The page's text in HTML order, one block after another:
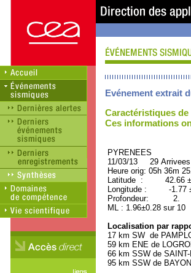
Evénement extrait
Caractéristiques
Ces informations
11/03/13 29
Heure orig: 05h 36m
Latitude : 42.66 ±
Longitude : -1.77
Profondeur: 2.
ML : 1.96±0.28 sur 10
Localisation par
17 km SW de
59 km ENE de
66 km SSW de
95 km SSW de